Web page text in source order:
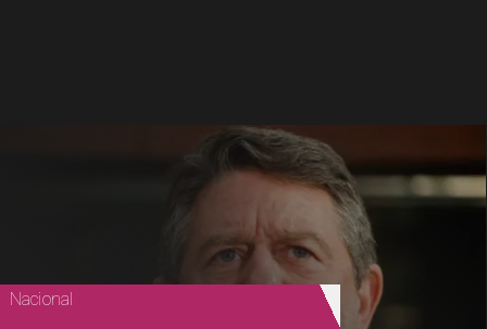
Nacional